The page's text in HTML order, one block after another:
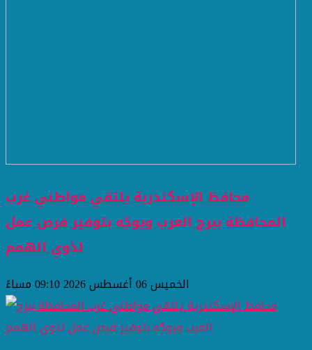
محافظ الإسكندرية يلتقي مواطني غرب
المحافظة ببرج العرب ويوجّه بتوفير فرص عمل
لذوي الهمم
الخميس 06 أغسطس 2026 09:10 مساءً